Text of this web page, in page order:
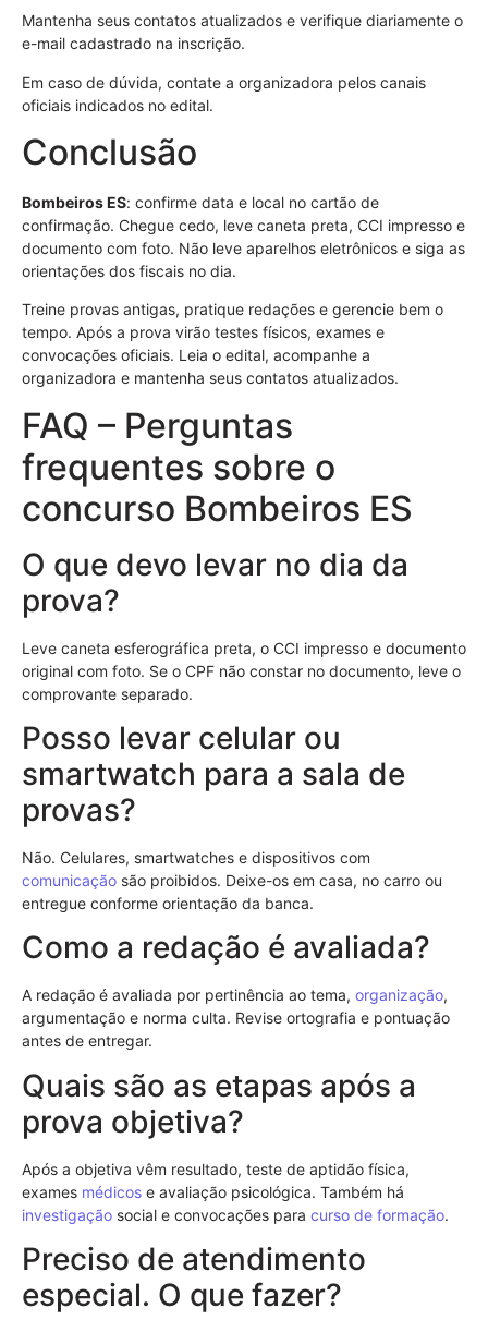
Mantenha seus contatos atualizados e verifique diariamente o
e-mail cadastrado na inscrição.
Em caso de dúvida, contate a organizadora pelos canais
oficiais indicados no edital.
Conclusão
Bombeiros ES: confirme data e local no cartão de
confirmação. Chegue cedo, leve caneta preta, CCI impresso e
documento com foto. Não leve aparelhos eletrônicos e siga as
orientações dos fiscais no dia.
Treine provas antigas, pratique redações e gerencie bem o
tempo. Após a prova virão testes físicos, exames e
convocações oficiais. Leia o edital, acompanhe a
organizadora e mantenha seus contatos atualizados.
FAQ – Perguntas
frequentes sobre o
concurso Bombeiros ES
O que devo levar no dia da
prova?
Leve caneta esferográfica preta, o CCI impresso e documento
original com foto. Se o CPF não constar no documento, leve o
comprovante separado.
Posso levar celular ou
smartwatch para a sala de
provas?
Não. Celulares, smartwatches e dispositivos com
comunicação são proibidos. Deixe-os em casa, no carro ou
entregue conforme orientação da banca.
Como a redação é avaliada?
A redação é avaliada por pertinência ao tema, organização,
argumentação e norma culta. Revise ortografia e pontuação
antes de entregar.
Quais são as etapas após a
prova objetiva?
Após a objetiva vêm resultado, teste de aptidão física,
exames médicos e avaliação psicológica. Também há
investigação social e convocações para curso de formação.
Preciso de atendimento
especial. O que fazer?